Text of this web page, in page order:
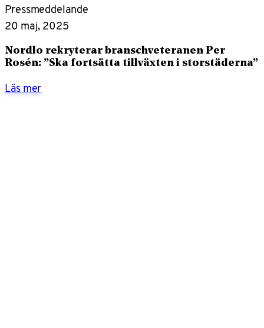
Pressmeddelande
20 maj, 2025
Nordlo rekryterar branschveteranen Per
Rosén: ”Ska fortsätta tillväxten i storstäderna”
Läs mer